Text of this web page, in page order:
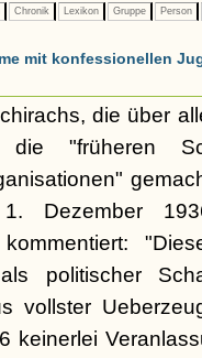
Chronik Lexikon Gruppe Person
mit konfessionellen
die über
"früheren
Dezember
politischer
vollster
keinerlei